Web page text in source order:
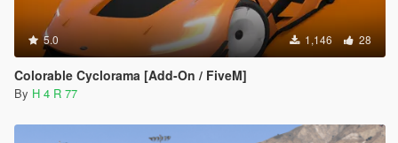
5.0 1,146 28
Colorable Cyclorama [Add-On / FiveM]
By H 4 R 77